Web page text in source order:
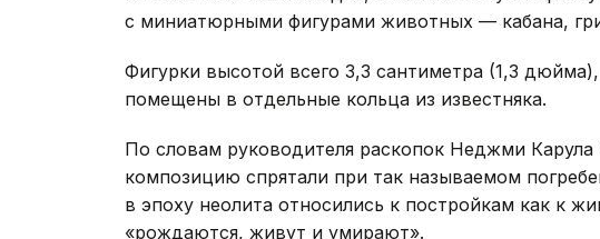
с миниатюрными фигурами животных — кабана,
Фигурки высотой всего 3,3 сантиметра (1,3
помещены в отдельные кольца из известняка.
По словам руководителя раскопок Неджми Карула
композицию спрятали при так называемом
в эпоху неолита относились к постройкам как к
«рождаются, живут и умирают».